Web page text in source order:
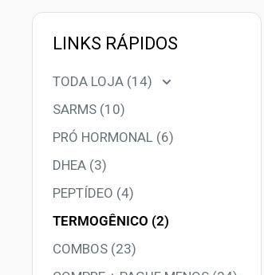
LINKS RÁPIDOS
TODA LOJA (14)
SARMS (10)
PRÓ HORMONAL (6)
DHEA (3)
PEPTÍDEO (4)
TERMOGÊNICO (2)
COMBOS (23)